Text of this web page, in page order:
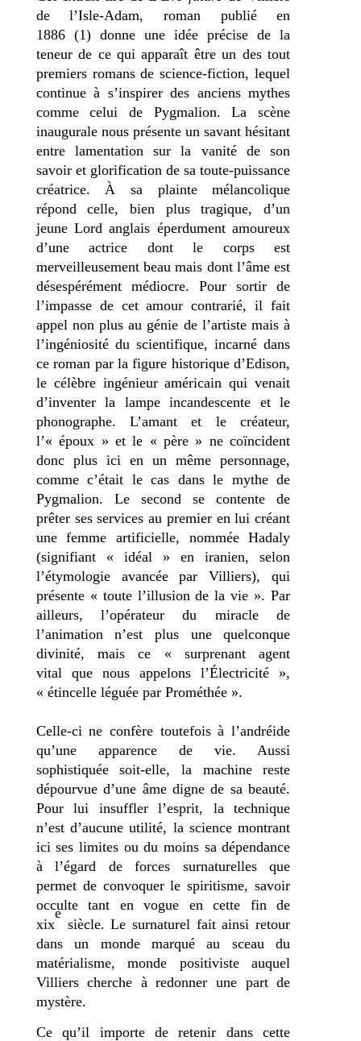
de l’Isle-Adam, roman publié en
1886 (1)donne une idée précise de la
teneur de ce qui apparaît être un des tout
premiers romans de science-fiction, lequel
continue à s’inspirer des anciens mythes
comme celui de Pygmalion. La scène
inaugurale nous présente un savant hésitant
entre lamentation sur la vanité de son
savoir et glorification de sa toute-puissance
créatrice. À sa plainte mélancolique
répond celle, bien plus tragique, d’un
jeune Lord anglais éperdument amoureux
d’une actrice dont le corps est
merveilleusement beau mais dont l’âme est
désespérément médiocre. Pour sortir de
l’impasse de cet amour contrarié, il fait
appel non plus au génie de l’artiste mais à
l’ingéniosité du scientifique, incarné dans
ce roman par la figure historique d’Edison,
le célèbre ingénieur américain qui venait
d’inventer la lampe incandescente et le
phonographe. L’amant et le créateur,
l’« époux » et le « père » ne coïncident
donc plus ici en un même personnage,
comme c’était le cas dans le mythe de
Pygmalion. Le second se contente de
prêter ses services au premier en lui créant
une femme artificielle, nommée Hadaly
(signifiant « idéal » en iranien, selon
l’étymologie avancée par Villiers), qui
présente « toute l’illusion de la vie ». Par
ailleurs, l’opérateur du miracle de
l’animation n’est plus une quelconque
divinité, mais ce « surprenant agent
vital que nous appelons l’Électricité »,
« étincelle léguée par Prométhée ».
Celle-ci ne confère toutefois à l’andréide
qu’une apparence de vie. Aussi
sophistiquée soit-elle, la machine reste
dépourvue d’une âme digne de sa beauté.
Pour lui insuffler l’esprit, la technique
n’est d’aucune utilité, la science montrant
ici ses limites ou du moins sa dépendance
à l’égard de forces surnaturelles que
permet de convoquer le spiritisme, savoir
occulte tant en vogue en cette fin de
xix
e
siècle. Le surnaturel fait ainsi retour
dans un monde marqué au sceau du
matérialisme, monde positiviste auquel
Villiers cherche à redonner une part de
mystère.
Ce qu’il importe de retenir dans cette